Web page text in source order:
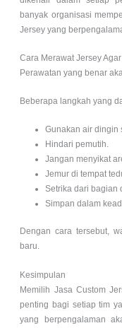
banyak organisasi
Jersey yang
Cara Merawat Jersey
Perawatan yang benar
Beberapa langkah yang
Gunakan air dingin
Hindari pemutih.
Jangan menyikat
Jemur di tempat
Setrika dari bagian
Simpan dalam
Dengan cara tersebut,
baru.
Kesimpulan
Memilih Jasa Custom
penting bagi setiap tim
yang berpengalaman